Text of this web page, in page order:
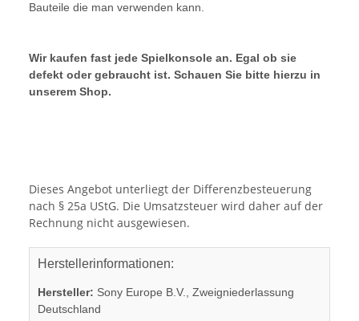
Bauteile die man verwenden kann.
Wir kaufen fast jede Spielkonsole an. Egal ob sie
defekt oder gebraucht ist. Schauen Sie bitte hierzu in
unserem Shop.
Dieses Angebot unterliegt der Differenzbesteuerung
nach § 25a UStG. Die Umsatzsteuer wird daher auf der
Rechnung nicht ausgewiesen.
Herstellerinformationen:
Hersteller: Sony Europe B.V., Zweigniederlassung
Deutschland